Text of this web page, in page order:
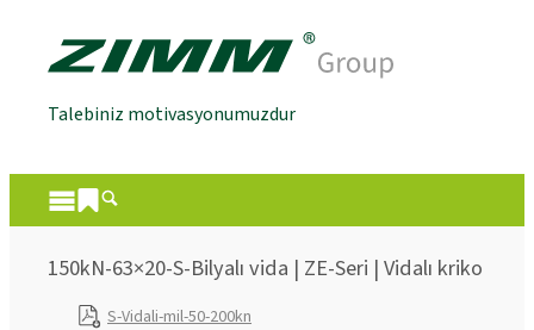
Talebiniz motivasyonumuzdur
150kN-63×20-S-Bilyalı vida | ZE-Seri | Vidalı kriko
S-Vidali-mil-50-200kn